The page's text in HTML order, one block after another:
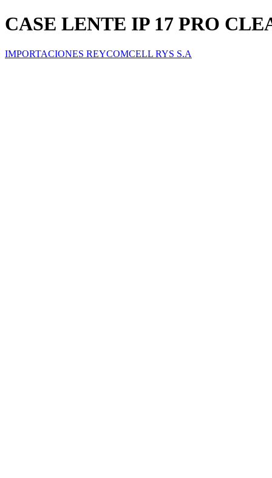
CASE LENTE IP 17 PRO
IMPORTACIONES REYCOMCELL RYS S.A